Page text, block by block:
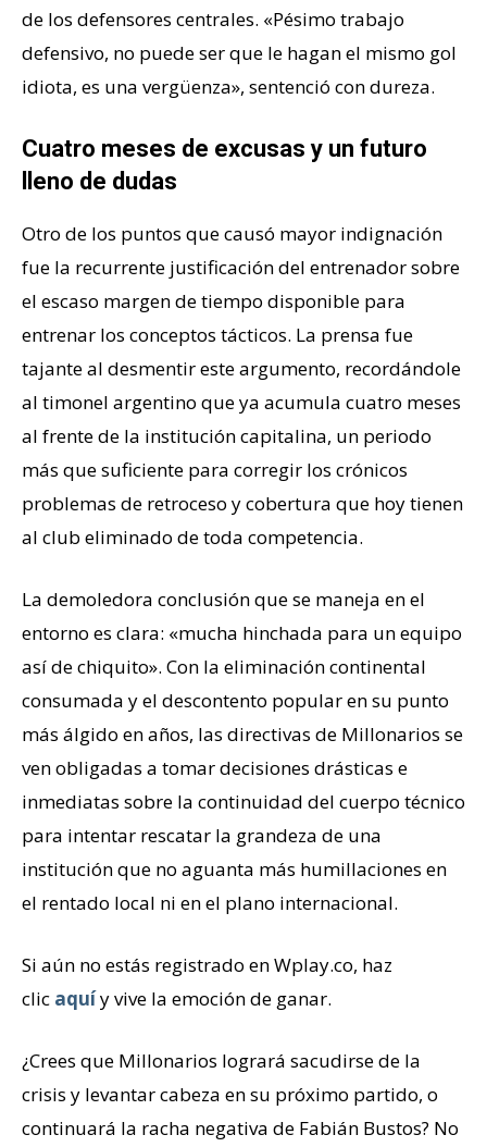
de los defensores centrales. «Pésimo trabajo
defensivo, no puede ser que le hagan el mismo gol
idiota, es una vergüenza», sentenció con dureza.
Cuatro meses de excusas y un futuro
lleno de dudas
Otro de los puntos que causó mayor indignación
fue la recurrente justificación del entrenador sobre
el escaso margen de tiempo disponible para
entrenar los conceptos tácticos. La prensa fue
tajante al desmentir este argumento, recordándole
al timonel argentino que ya acumula cuatro meses
al frente de la institución capitalina, un periodo
más que suficiente para corregir los crónicos
problemas de retroceso y cobertura que hoy tienen
al club eliminado de toda competencia.
La demoledora conclusión que se maneja en el
entorno es clara: «mucha hinchada para un equipo
así de chiquito». Con la eliminación continental
consumada y el descontento popular en su punto
más álgido en años, las directivas de Millonarios se
ven obligadas a tomar decisiones drásticas e
inmediatas sobre la continuidad del cuerpo técnico
para intentar rescatar la grandeza de una
institución que no aguanta más humillaciones en
el rentado local ni en el plano internacional.
Si aún no estás registrado en Wplay.co, haz
clic aquíy vive la emoción de ganar.
¿Crees que Millonarios logrará sacudirse de la
crisis y levantar cabeza en su próximo partido, o
continuará la racha negativa de Fabián Bustos? No